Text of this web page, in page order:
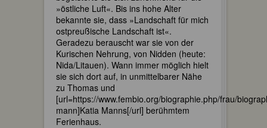
»östliche Luft«. Bis ins hohe Alter
bekannte sie, dass »Landschaft für mich
ostpreußische Landschaft ist«.
Geradezu berauscht war sie von der
Kurischen Nehrung, von Nidden (heute:
Nida/Litauen). Wann immer möglich hielt
sie sich dort auf, in unmittelbarer Nähe
zu Thomas und
[url=https://www.fembio.org/biographie.php/frau/
mann]Katia Manns[/url] berühmtem
Ferienhaus.